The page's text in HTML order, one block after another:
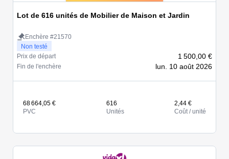
Lot de 616 unités de Mobilier de Maison et Jardin
Enchère #21570
Non testé
Prix de départ
1 500,00 €
Fin de l'enchère lun. 10 août 2026
68 664,05 €
PVC
616
Unités
2,44 €
Coût / unité